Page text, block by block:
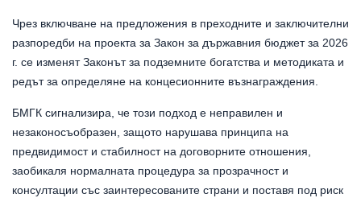
Чрез включване на предложения в преходните и заключителни
разпоредби на проекта за Закон за държавния бюджет за 2026
г. се изменят Законът за подземните богатства и методиката и
редът за определяне на концесионните възнаграждения.
БМГК сигнализира, че този подход е неправилен и
незаконосъобразен, защото нарушава принципа на
предвидимост и стабилност на договорните отношения,
заобикаля нормалната процедура за прозрачност и
консултации със заинтересованите страни и поставя под риск